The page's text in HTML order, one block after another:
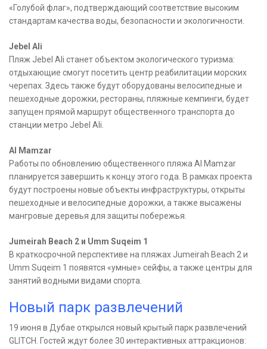
«Голубой флаг», подтверждающий соответствие высоким
стандартам качества воды, безопасности и экологичности.
Jebel Ali
Пляж Jebel Ali станет объектом экологического туризма:
отдыхающие смогут посетить центр реабилитации морских
черепах. Здесь также будут оборудованы велосипедные и
пешеходные дорожки, рестораны, пляжные кемпинги, будет
запущен прямой маршрут общественного транспорта до
станции метро Jebel Ali.
Al Mamzar
Работы по обновлению общественного пляжа AI Mamzar
планируется завершить к концу этого года. В рамках проекта
будут построены новые объекты инфраструктуры, открыты
пешеходные и велосипедные дорожки, а также высажены
мангровые деревья для защиты побережья.
Jumeirah Beach 2 и Umm Suqeim 1
В краткосрочной перспективе на пляжах Jumeirah Beach 2 и
Umm Suqeim 1 появятся «умные» сейфы, а также центры для
занятий водными видами спорта.
Новый парк развлечений
19 июня в Дубае открылся новый крытый парк развлечений
GLITCH. Гостей ждут более 30 интерактивных аттракционов: